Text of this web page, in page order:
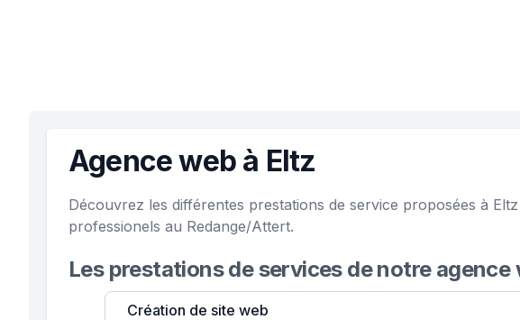
Agence web à Eltz
Découvrez les différentes prestations de service proposées à
professionels au Redange/Attert.
Les prestations de services de notre agence
Création de site web